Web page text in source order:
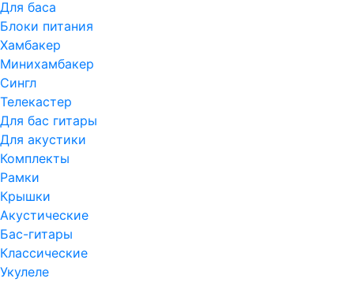
Для баса
Блоки питания
Хамбакер
Минихамбакер
Сингл
Телекастер
Для бас гитары
Для акустики
Комплекты
Рамки
Крышки
Акустические
Бас-гитары
Классические
Укулеле